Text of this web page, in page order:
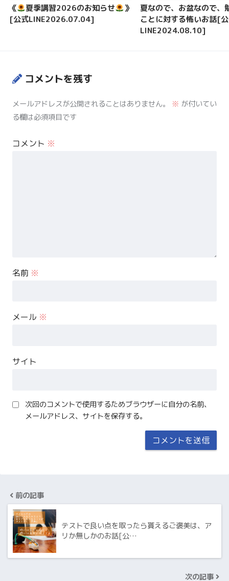
《 夏季講習2026のお知らせ
》
[公式LINE2026.07.04]
夏なので、お盆なので、
ことに対する怖いお話[
LINE2024.08.10]
コメントを残す
メールアドレスが公開されることはありません。 ※ が付いてい
る欄は必須項目です
コメント ※
名前 ※
メール ※
サイト
次回のコメントで使用するためブラウザーに自分の名前、
メールアドレス、サイトを保存する。
前の記事
テストで良い点を取ったら貰えるご褒美は、ア
リか無しかのお話[公…
次の記事